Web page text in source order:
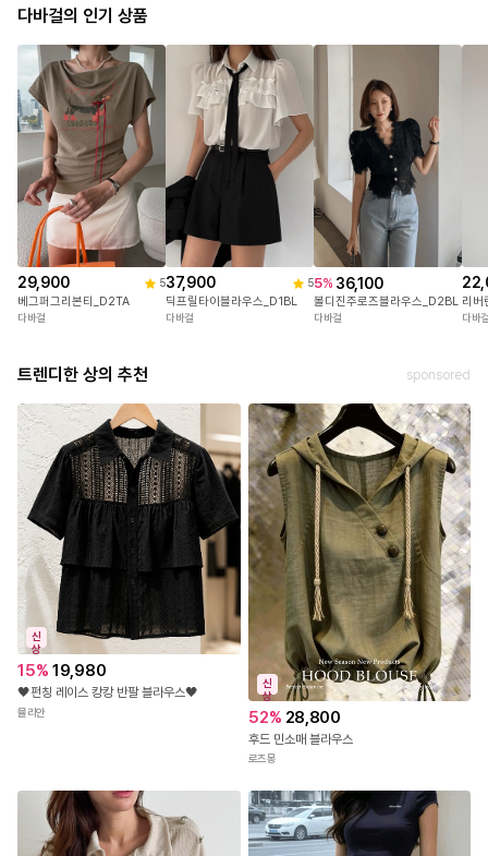
정확한 사이즈는 하단의 size표를 꼭! 참고해주세요
야외(실내)촬영 특성상 실제 상품과 컬러차이가 있을 수 있
습니다 .
정확한 컬러는 하단의 디테일컷을 참고해주세요.
다바걸의 인기 상품
29,900 5
베그퍼그리본티_D2TA
다바걸
37,900 5
딕프릴타이블라우스_D1BL
다바걸
5% 36,100
볼디진주로즈블라우스_D2BL
다바걸
리버
다바
트렌디한 상의 추천 sponsored
신
상
15% 19,980
🖤펀칭 레이스 캉캉 반팔 블라우스🖤
뮬리안
신
상
52% 28,800
후드 민소매 블라우스
로즈몽